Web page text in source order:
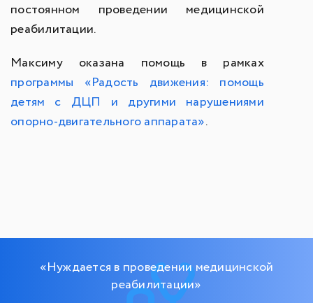
постоянном проведении медицинской
реабилитации.
Максиму оказана помощь в рамках
программы «Радость движения: помощь
детям с ДЦП и другими нарушениями
опорно-двигательного аппарата».
«Нуждается в проведении медицинской
реабилитации»